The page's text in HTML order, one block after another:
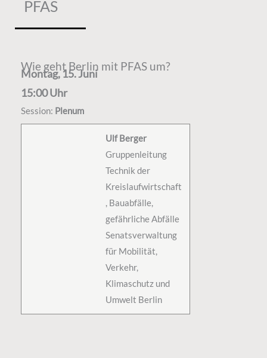
PFAS
Wie geht Berlin mit PFAS um?
Ulf Berger
Gruppenleitung
Technik der
Kreislaufwirtschaft
, Bauabfälle,
gefährliche Abfälle
Senatsverwaltung
für Mobilität,
Verkehr,
Klimaschutz und
Umwelt Berlin
Montag, 15. Juni
15:00 Uhr
Session: Plenum